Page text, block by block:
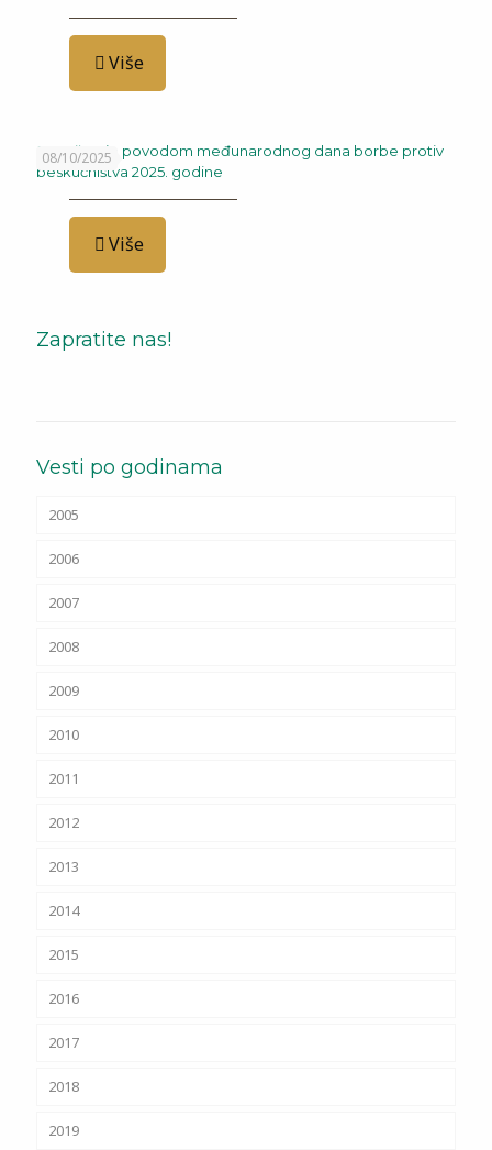
Više
08/10/2025
Saopštenje povodom međunarodnog dana borbe protiv
beskućništva 2025. godine
Više
Zapratite nas!
Vesti po godinama
2005
2006
2007
2008
2009
2010
2011
2012
2013
2014
2015
2016
2017
2018
2019